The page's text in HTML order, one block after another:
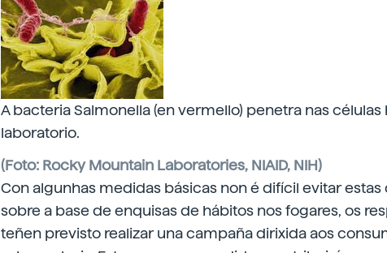
A bacteria Salmonella (en vermello) penetra nas
laboratorio.
(Foto: Rocky Mountain Laboratories, NIAID, NIH)
Con algunhas medidas básicas non é difícil evitar estas
sobre a base de enquisas de hábitos nos fogares, os
teñen previsto realizar una campaña dirixida aos